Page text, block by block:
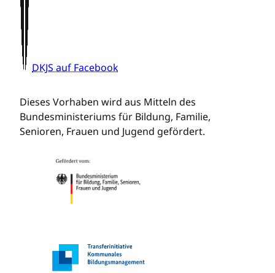
DKJS auf Facebook
Dieses Vorhaben wird aus Mitteln des
Bundesministeriums für Bildung, Familie,
Senioren, Frauen und Jugend gefördert.